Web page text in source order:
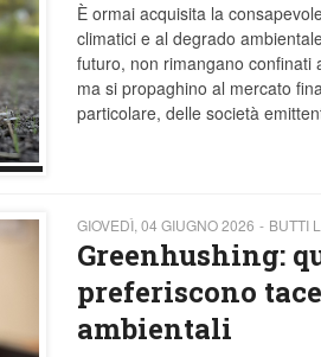
È ormai acquisita la
climatici e al degrado
futuro, non rimangano confinati
ma si propaghino al mercato
particolare, delle società
GIOVEDÌ, 04 GIUGNO 2026 BUTTI
Greenhushing:
preferiscono
ambientali